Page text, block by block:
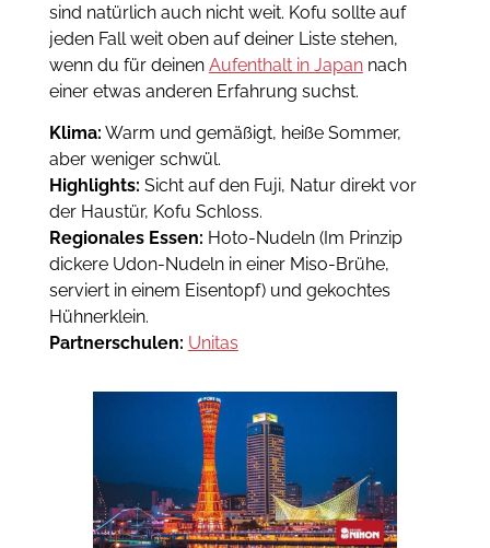
sind natürlich auch nicht weit. Kofu sollte auf
jeden Fall weit oben auf deiner Liste stehen,
wenn du für deinen Aufenthalt in Japannach
einer etwas anderen Erfahrung suchst.
Klima: Warm und gemäßigt, heiße Sommer,
aber weniger schwül.
Highlights: Sicht auf den Fuji, Natur direkt vor
der Haustür, Kofu Schloss.
Regionales Essen: Hoto-Nudeln (Im Prinzip
dickere Udon-Nudeln in einer Miso-Brühe,
serviert in einem Eisentopf) und gekochtes
Hühnerklein.
Partnerschulen: Unitas